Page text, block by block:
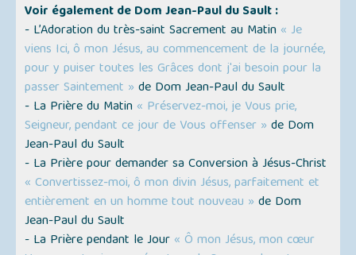
Voir également de Dom Jean-Paul du Sault :
- L’Adoration du très-saint Sacrement au Matin « Je
viens Ici, ô mon Jésus, au commencement de la journée,
pour y puiser toutes les Grâces dont j'ai besoin pour la
passer Saintement » de Dom Jean-Paul du Sault
- La Prière du Matin « Préservez-moi, je Vous prie,
Seigneur, pendant ce jour de Vous offenser » de Dom
Jean-Paul du Sault
- La Prière pour demander sa Conversion à Jésus-Christ
« Convertissez-moi, ô mon divin Jésus, parfaitement et
entièrement en un homme tout nouveau » de Dom
Jean-Paul du Sault
- La Prière pendant le Jour « Ô mon Jésus, mon cœur